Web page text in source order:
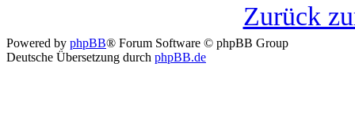
Zurück
Powered by phpBB® Forum Software © phpBB Group
Deutsche Übersetzung durch phpBB.de